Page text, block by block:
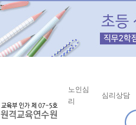
노인심
리
심리상담